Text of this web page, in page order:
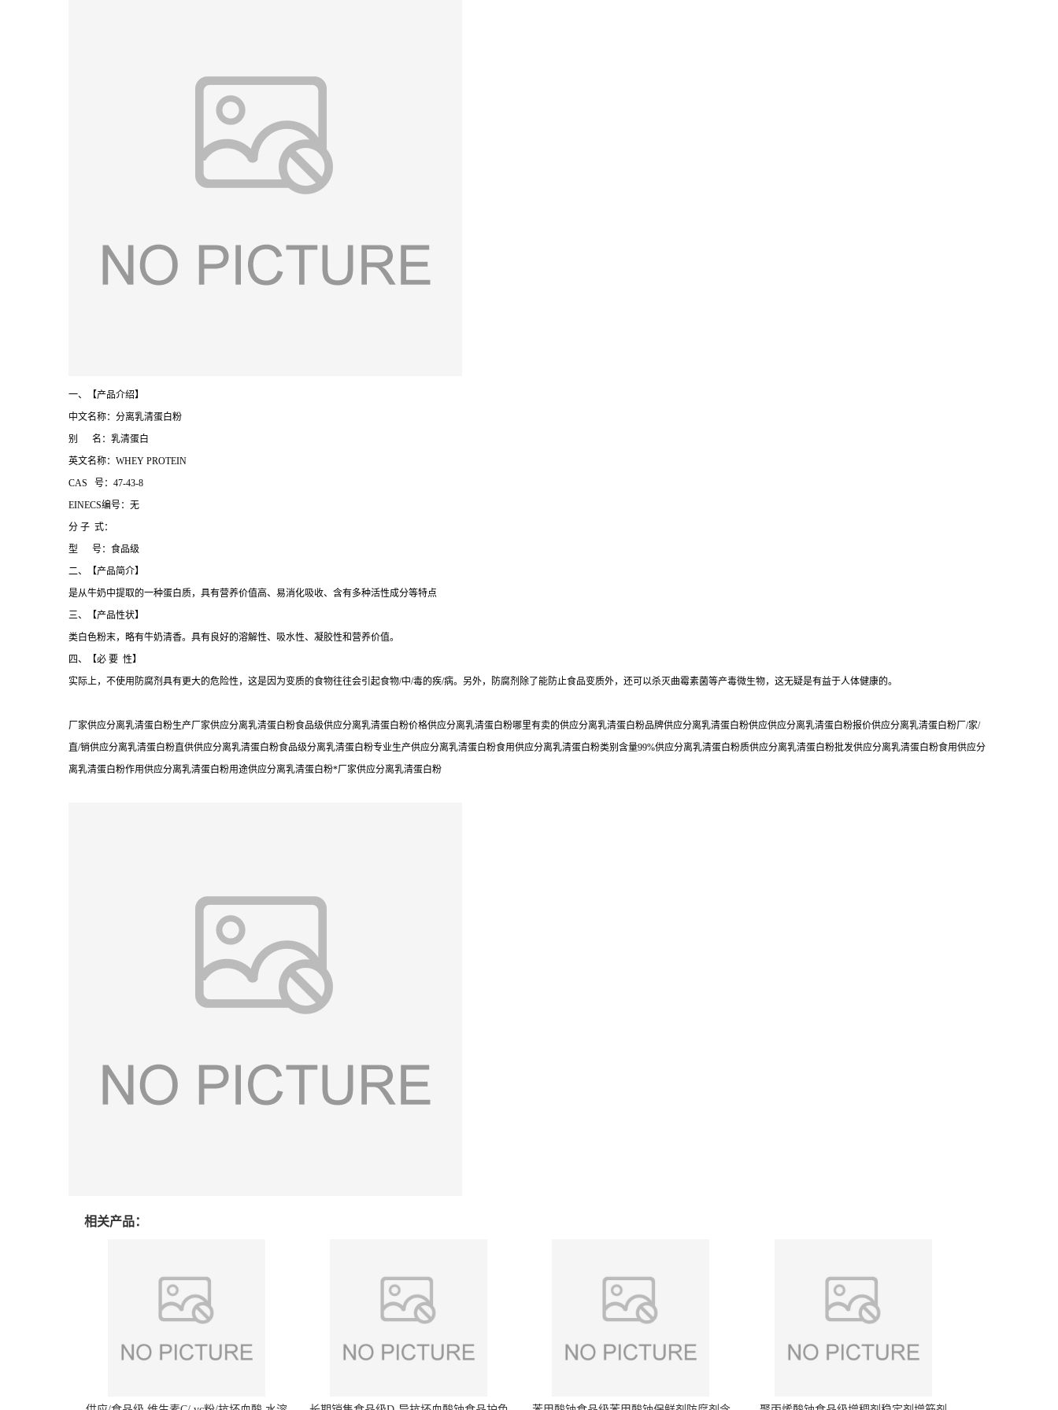
一、【产品介绍】
中文名称：分离乳清蛋白粉
别 名：乳清蛋白
英文名称：WHEY PROTEIN
CAS 号：47-43-8
EINECS编号：无
分 子 式：
型 号：食品级
二、【产品简介】
是从牛奶中提取的一种蛋白质，具有营养价值高、易消化吸收、含有多种活性成分等特点
三、【产品性状】
类白色粉末，略有牛奶清香。具有良好的溶解性、吸水性、凝胶性和营养价值。
四、【必 要 性】
实际上，不使用防腐剂具有更大的危险性，这是因为变质的食物往往会引起食物/中/毒的疾/病。另外，防腐剂除了能防止食品变质外，还可以杀灭曲霉素菌等产毒微生物，这无疑是有益于人体健康的。
厂家供应分离乳清蛋白粉生产厂家供应分离乳清蛋白粉食品级供应分离乳清蛋白粉价格供应分离乳清蛋白粉哪里有卖的供应分离乳清蛋白粉品牌供应分离乳清蛋白粉供应供应分离乳清蛋白粉报价供应分离乳清蛋白粉厂/家/
直/销供应分离乳清蛋白粉直供供应分离乳清蛋白粉食品级分离乳清蛋白粉专业生产供应分离乳清蛋白粉食用供应分离乳清蛋白粉类别含量99%供应分离乳清蛋白粉质供应分离乳清蛋白粉批发供应分离乳清蛋白粉食用供应分
离乳清蛋白粉作用供应分离乳清蛋白粉用途供应分离乳清蛋白粉*厂家供应分离乳清蛋白粉
相关产品：